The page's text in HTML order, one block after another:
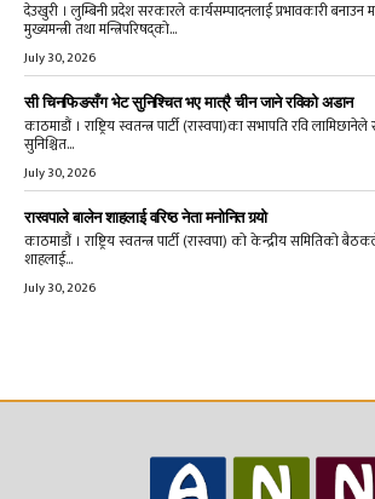
देउखुरी । लुम्बिनी प्रदेश सरकारले कार्यसम्पादनलाई प्रभावकारी बनाउन
मुख्यमन्त्री तथा मन्त्रिपरिषद्को...
July 30, 2026
सी चिनफिङसँग भेट सुनिश्चित भए मात्रै चीन जाने रविको अडान
काठमाडौं । राष्ट्रिय स्वतन्त्र पार्टी (रास्वपा)का सभापति रवि
सुनिश्चित...
July 30, 2026
रास्वपाले बालेन शाहलाई वरिष्ठ नेता मनोनित गर्‍यो
काठमाडौं । राष्ट्रिय स्वतन्त्र पार्टी (रास्वपा) को केन्द्रीय समितिको
शाहलाई...
July 30, 2026